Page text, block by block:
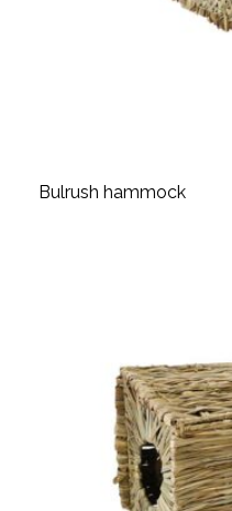
Bulrush hammock